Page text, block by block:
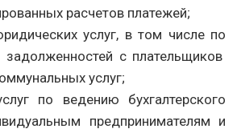
расчетов платежей;
услуг, в том числе по
с плательщиков
услуг;
по ведению бухгалтерского
предпринимателям и